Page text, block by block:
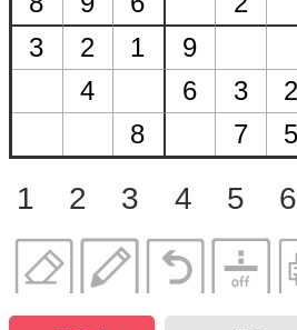
1 2 3 4 5 6